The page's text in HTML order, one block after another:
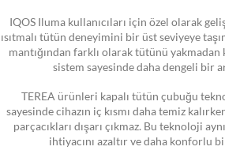
IQOS Iluma kullanıcıları için özel olarak
ısıtmalı tütün deneyimini bir üst seviyeye
mantığından farklı olarak tütünü yakmadan
sistem sayesinde daha dengeli bir
TEREA ürünleri kapalı tütün çubuğu
sayesinde cihazın iç kısmı daha temiz
parçacıkları dışarı çıkmaz. Bu teknoloji
ihtiyacını azaltır ve daha konforlu